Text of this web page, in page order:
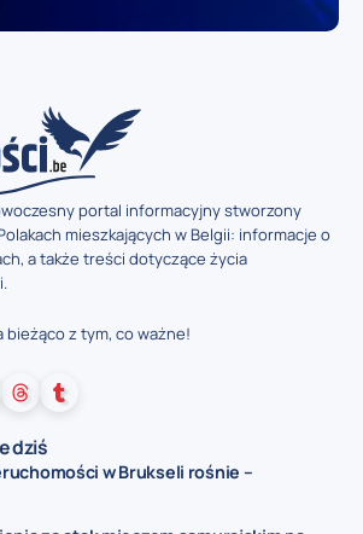
portal informacyjny stworzony
mieszkających w Belgii: informacje o
a także treści dotyczące życia
bieżąco z tym, co ważne!
dziś
w Brukseli rośnie –